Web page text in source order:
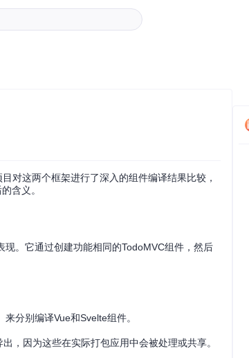
对这两个框架进行了深入的组件编译结果比较，
含义。
。它通过创建功能相同的TodoMVC组件，然后
分别编译Vue和Svelte组件。
，因为这些在实际打包应用中会被处理或共享。